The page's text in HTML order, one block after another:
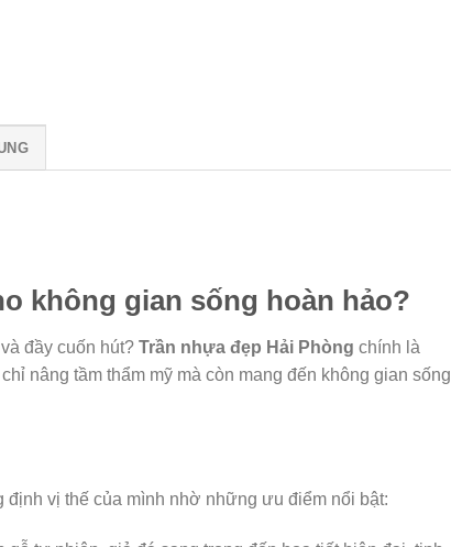
không gian sống hoàn hảo?
đầy cuốn hút? Trần nhựa đẹp Hải Phòng chính là
nâng tầm thẩm mỹ mà còn mang đến không gian sống
định vị thế của mình nhờ những ưu điểm nổi bật: